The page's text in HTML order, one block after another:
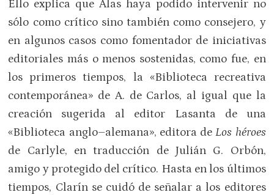
Ello explica que Alas haya podido intervenir no
sólo como crítico sino también como consejero, y
en algunos casos como fomentador de iniciativas
editoriales más o menos sostenidas, como fue, en
los primeros tiempos, la «Biblioteca recreativa
contemporánea» de A. de Carlos, al igual que la
creación sugerida al editor Lasanta de una
«Biblioteca anglo–alemana», editora deLos héroes
de Carlyle, en traducción de Julián G. Orbón,
amigo y protegido del crítico. Hasta en los últimos
tiempos, Clarín se cuidó de señalar a los editores